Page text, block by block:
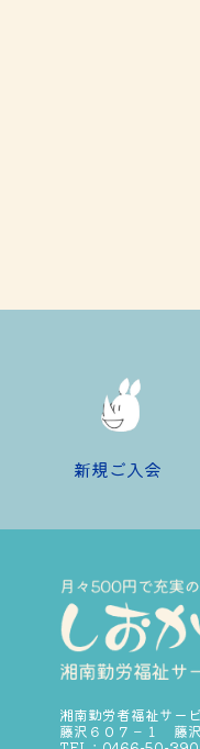
新規ご入会
湘南勤労者福祉サ
藤沢６０７－１ 藤